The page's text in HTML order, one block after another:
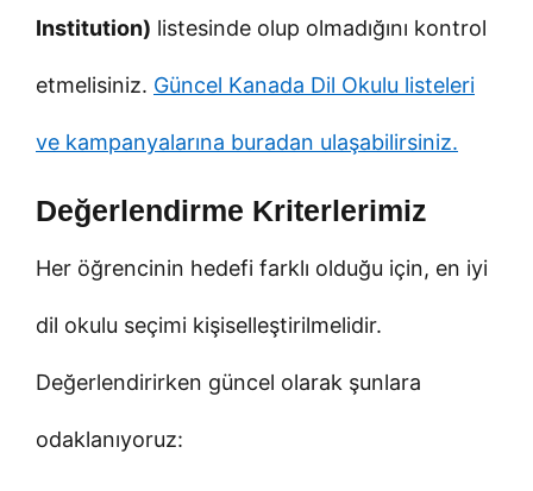
Institution) listesinde olup olmadığını kontrol
etmelisiniz. Güncel Kanada Dil Okulu listeleri
ve kampanyalarına buradan ulaşabilirsiniz.
Değerlendirme Kriterlerimiz
Her öğrencinin hedefi farklı olduğu için, en iyi
dil okulu seçimi kişiselleştirilmelidir.
Değerlendirirken güncel olarak şunlara
odaklanıyoruz: